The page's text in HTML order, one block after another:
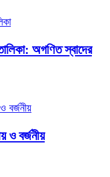
অগণিত স্বাদের
ও বর্জনীয়